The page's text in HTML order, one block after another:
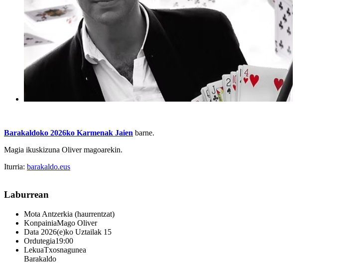
Barakaldoko 2026ko Karmenak Jaien barne.
Magia ikuskizuna Oliver magoarekin.
Iturria: barakaldo.eus
Laburrean
Mota Antzerkia (haurrentzat)
KonpainiaMago Oliver
Data 2026(e)ko Uztailak 15
Ordutegia19:00
LekuaTxosnagunea
Barakaldo